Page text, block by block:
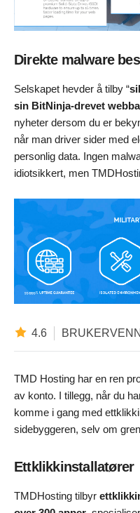
Direkte malware
Selskapet hevder å tilby “
sin BitNinja-drevet
nyheter dersom du er
når man driver sider med
personlig data. Ingen
idiotsikkert, men
4.6
TMD Hosting har en ren
av konto. I tillegg, når du
komme i gang med
sidebyggeren, selv om
Ettklikkinstallatører
TMDHosting tilbyr